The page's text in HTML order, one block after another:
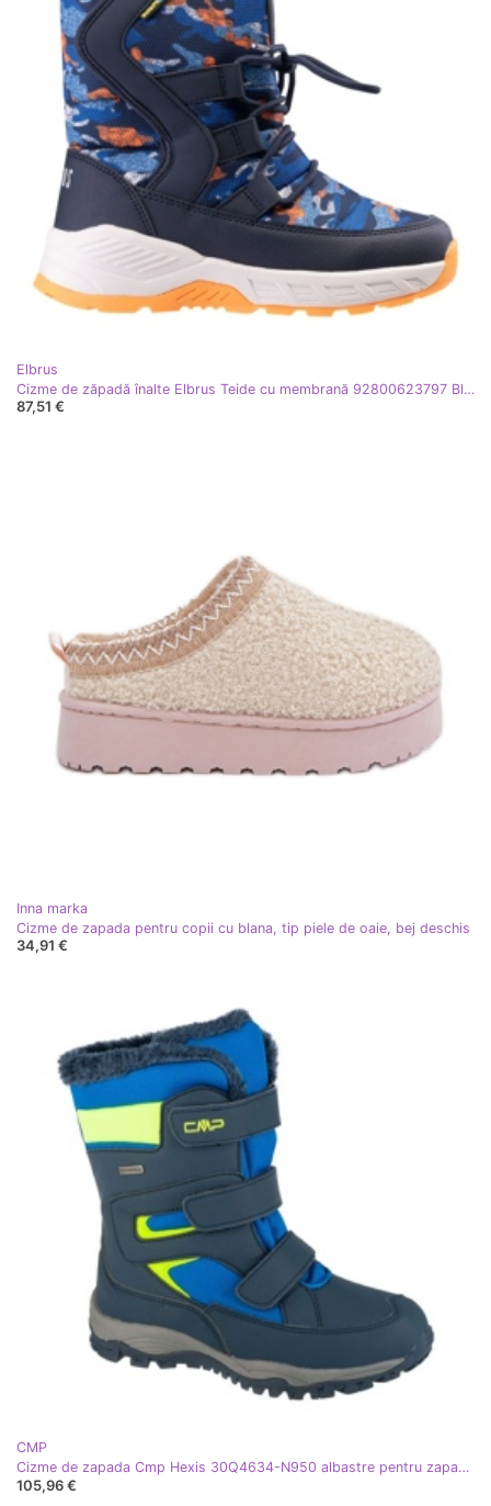
Elbrus
Cizme de zăpadă înalte Elbrus Teide cu membrană 92800623797 Bleumarin albastru
87,51 €
Inna marka
Cizme de zapada pentru copii cu blana, tip piele de oaie, bej deschis
34,91 €
CMP
Cizme de zapada Cmp Hexis 30Q4634-N950 albastre pentru zapada albastru
105,96 €